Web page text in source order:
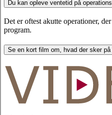
Du kan opleve ventetid på
Det er oftest akutte operationer,
program.
Se en kort film om, hvad der sker på